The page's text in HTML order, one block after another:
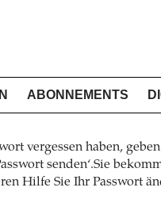
ABONNEMENTS
vergessen haben,
senden‘.Sie
Hilfe Sie Ihr Passwort